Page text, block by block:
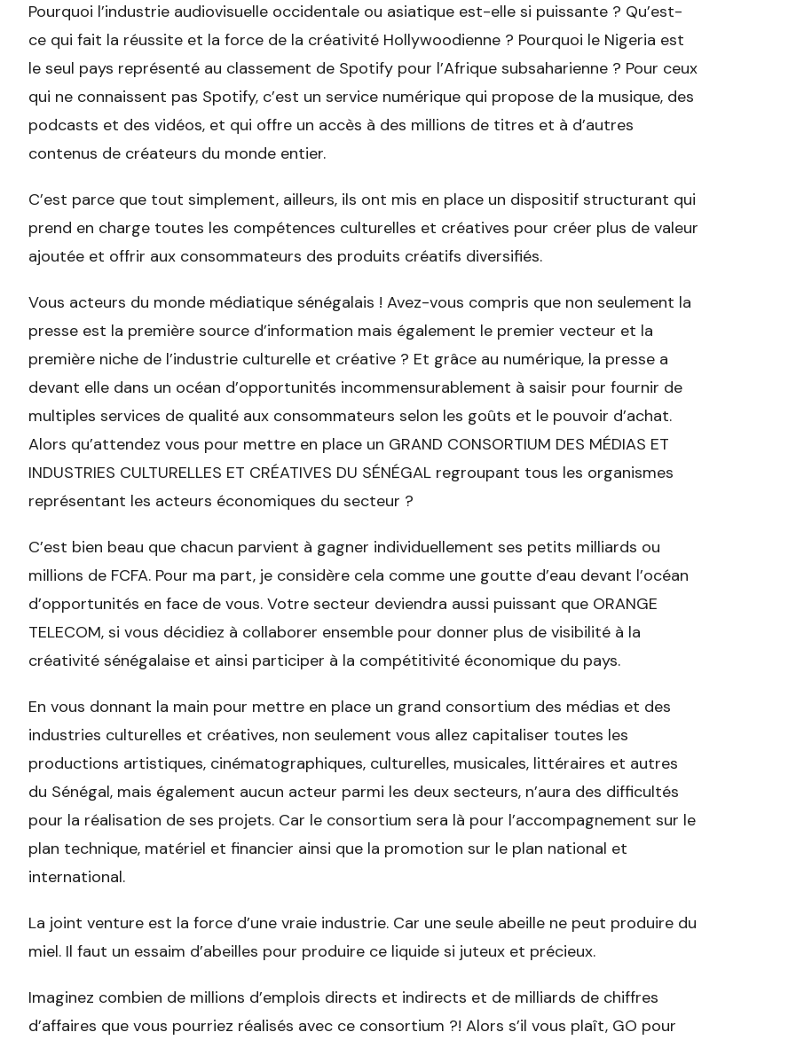
Pourquoi l’industrie audiovisuelle occidentale ou asiatique est-elle si puissante ? Qu’est-
ce qui fait la réussite et la force de la créativité Hollywoodienne ? Pourquoi le Nigeria est
le seul pays représenté au classement de Spotify pour l’Afrique subsaharienne ? Pour ceux
qui ne connaissent pas Spotify, c’est un service numérique qui propose de la musique, des
podcasts et des vidéos, et qui offre un accès à des millions de titres et à d’autres
contenus de créateurs du monde entier.
C’est parce que tout simplement, ailleurs, ils ont mis en place un dispositif structurant qui
prend en charge toutes les compétences culturelles et créatives pour créer plus de valeur
ajoutée et offrir aux consommateurs des produits créatifs diversifiés.
Vous acteurs du monde médiatique sénégalais ! Avez-vous compris que non seulement la
presse est la première source d’information mais également le premier vecteur et la
première niche de l’industrie culturelle et créative ? Et grâce au numérique, la presse a
devant elle dans un océan d’opportunités incommensurablement à saisir pour fournir de
multiples services de qualité aux consommateurs selon les goûts et le pouvoir d’achat.
Alors qu’attendez vous pour mettre en place un GRAND CONSORTIUM DES MÉDIAS ET
INDUSTRIES CULTURELLES ET CRÉATIVES DU SÉNÉGAL regroupant tous les organismes
représentant les acteurs économiques du secteur ?
C’est bien beau que chacun parvient à gagner individuellement ses petits milliards ou
millions de FCFA. Pour ma part, je considère cela comme une goutte d’eau devant l’océan
d’opportunités en face de vous. Votre secteur deviendra aussi puissant que ORANGE
TELECOM, si vous décidiez à collaborer ensemble pour donner plus de visibilité à la
créativité sénégalaise et ainsi participer à la compétitivité économique du pays.
En vous donnant la main pour mettre en place un grand consortium des médias et des
industries culturelles et créatives, non seulement vous allez capitaliser toutes les
productions artistiques, cinématographiques, culturelles, musicales, littéraires et autres
du Sénégal, mais également aucun acteur parmi les deux secteurs, n’aura des difficultés
pour la réalisation de ses projets. Car le consortium sera là pour l’accompagnement sur le
plan technique, matériel et financier ainsi que la promotion sur le plan national et
international.
La joint venture est la force d’une vraie industrie. Car une seule abeille ne peut produire du
miel. Il faut un essaim d’abeilles pour produire ce liquide si juteux et précieux.
Imaginez combien de millions d’emplois directs et indirects et de milliards de chiffres
d’affaires que vous pourriez réalisés avec ce consortium ?! Alors s’il vous plaît, GO pour